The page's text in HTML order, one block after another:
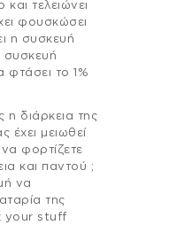
και τελειώνει
φουσκώσει
η συσκευή
συσκευή
φτάσει το 1%
η διάρκεια της
έχει μειωθεί
φορτίζετε
και παντού ;
να
της
your stuff